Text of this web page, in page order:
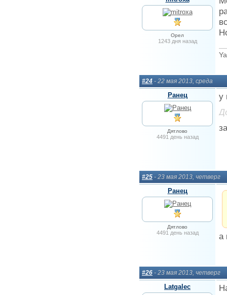
Орел
1243 дня назад
#24 - 22 мая 2013, среда
Ранец
Дятлово
4491 день назад
у
#25 - 23 мая 2013, четверг
Ранец
Дятлово
4491 день назад а
#26 - 23 мая 2013, четверг
Latgalec